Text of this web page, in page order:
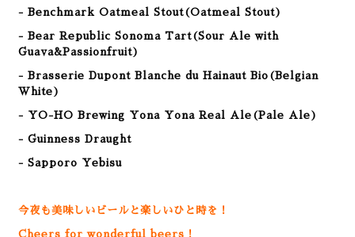
- Benchmark Oatmeal Stout(Oatmeal Stout)
- Bear Republic Sonoma Tart(Sour Ale with
Guava&Passionfruit)
- Brasserie Dupont Blanche du Hainaut Bio(Belgian
White)
- YO-HO Brewing Yona Yona Real Ale(Pale Ale)
- Guinness Draught
- Sapporo Yebisu
今夜も美味しいビールと楽しいひと時を！
Cheers for wonderful beers！